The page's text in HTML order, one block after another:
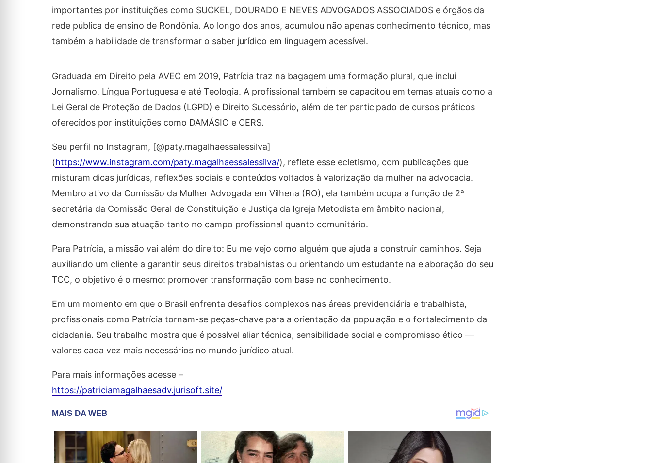
importantes por instituições como SUCKEL, DOURADO E NEVES ADVOGADOS ASSOCIADOS e órgãos da
rede pública de ensino de Rondônia. Ao longo dos anos, acumulou não apenas conhecimento técnico, mas
também a habilidade de transformar o saber jurídico em linguagem acessível.
Graduada em Direito pela AVEC em 2019, Patrícia traz na bagagem uma formação plural, que inclui
Jornalismo, Língua Portuguesa e até Teologia. A profissional também se capacitou em temas atuais como a
Lei Geral de Proteção de Dados (LGPD) e Direito Sucessório, além de ter participado de cursos práticos
oferecidos por instituições como DAMÁSIO e CERS.
Seu perfil no Instagram, [@paty.magalhaessalessilva]
(https://www.instagram.com/paty.magalhaessalessilva/), reflete esse ecletismo, com publicações que
misturam dicas jurídicas, reflexões sociais e conteúdos voltados à valorização da mulher na advocacia.
Membro ativo da Comissão da Mulher Advogada em Vilhena (RO), ela também ocupa a função de 2ª
secretária da Comissão Geral de Constituição e Justiça da Igreja Metodista em âmbito nacional,
demonstrando sua atuação tanto no campo profissional quanto comunitário.
Para Patrícia, a missão vai além do direito: Eu me vejo como alguém que ajuda a construir caminhos. Seja
auxiliando um cliente a garantir seus direitos trabalhistas ou orientando um estudante na elaboração do seu
TCC, o objetivo é o mesmo: promover transformação com base no conhecimento.
Em um momento em que o Brasil enfrenta desafios complexos nas áreas previdenciária e trabalhista,
profissionais como Patrícia tornam-se peças-chave para a orientação da população e o fortalecimento da
cidadania. Seu trabalho mostra que é possível aliar técnica, sensibilidade social e compromisso ético —
valores cada vez mais necessários no mundo jurídico atual.
Para mais informações acesse –
https://patriciamagalhaesadv.jurisoft.site/